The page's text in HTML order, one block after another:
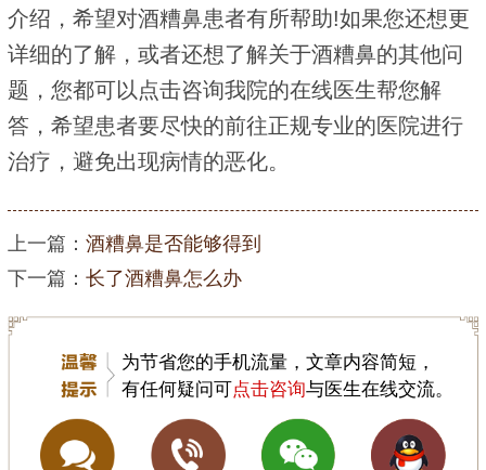
介绍，希望对酒糟鼻患者有所帮助!如果您还想更
详细的了解，或者还想了解关于酒糟鼻的其他问
题，您都可以点击咨询我院的在线医生帮您解
答，希望患者要尽快的前往正规专业的医院进行
治疗，避免出现病情的恶化。
上一篇： 酒糟鼻是否能够得到
下一篇： 长了酒糟鼻怎么办
为节省您的手机流量，文章内容简短，
有任何疑问可点击咨询与医生在线交流。